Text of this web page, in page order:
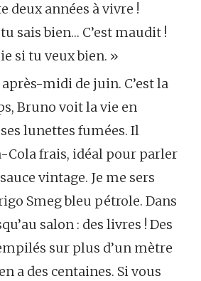
deux années à vivre !
sais bien… C’est maudit !
si tu veux bien. »
après-midi de juin. C’est la
Bruno voit la vie en
lunettes fumées. Il
Cola frais, idéal pour parler
vintage. Je me sers
Smeg bleu pétrole. Dans
salon : des livres ! Des
sur plus d’un mètre
a des centaines. Si vous